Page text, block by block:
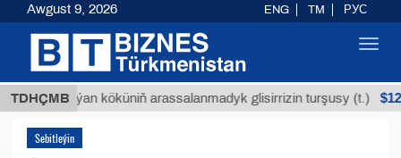
TDHÇMB
Buýan köküniň arassalanmadyk glisirrizin turşusy (t.) $12935,18
Sebitleýin
Awgust 9, 2026 ENG TM РУС